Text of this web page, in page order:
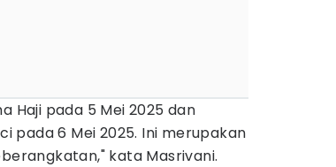
Haji pada 5 Mei 2025 dan
pada 6 Mei 2025. Ini merupakan
kata Masrivani.